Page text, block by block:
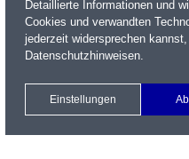
Name / WKN / ISIN / Kürzel
Xetra Realtime
Watchlist
Detaillierte Informationen und
Cookies und verwandten
jederzeit widersprechen
Datenschutzhinweisen.
Einstellungen